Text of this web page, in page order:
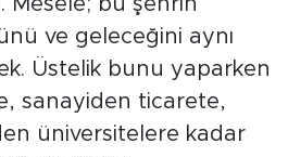
ve geleceğini aynı
Üstelik bunu yaparken
sanayiden ticarete,
üniversitelere kadar